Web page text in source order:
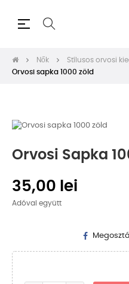
Toggle
☰
Nők Stílusos orvosi
Orvosi sapka 1000 zöld
Orvosi Sapka
35,00 lei
Adóval együtt